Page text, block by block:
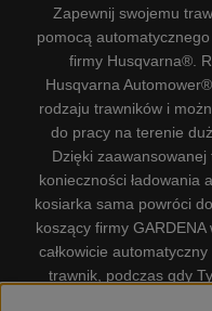
Zapewnij swojemu
pomocą
firmy Husqvarna®.
Husqvarna
rodzaju trawników i
do pracy na terenie
Dzięki
konieczności ładowania
kosiarka sama powróci
koszący firmy
całkowicie
trawnik, podczas gdy